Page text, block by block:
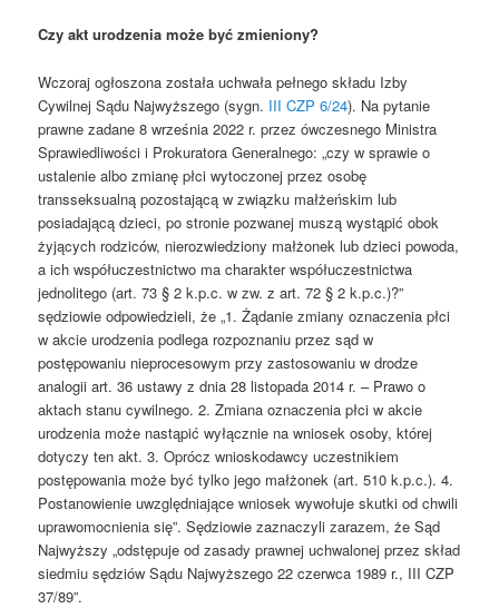
Czy akt urodzenia może być zmieniony?
Wczoraj ogłoszona została uchwała pełnego składu Izby
Cywilnej Sądu Najwyższego (sygn. III CZP 6/24). Na pytanie
prawne zadane 8 września 2022 r. przez ówczesnego Ministra
Sprawiedliwości i Prokuratora Generalnego: „czy w sprawie o
ustalenie albo zmianę płci wytoczonej przez osobę
transseksualną pozostającą w związku małżeńskim lub
posiadającą dzieci, po stronie pozwanej muszą wystąpić obok
żyjących rodziców, nierozwiedziony małżonek lub dzieci powoda,
a ich współuczestnictwo ma charakter współuczestnictwa
jednolitego (art. 73 § 2 k.p.c. w zw. z art. 72 § 2 k.p.c.)?”
sędziowie odpowiedzieli, że „1. Żądanie zmiany oznaczenia płci
w akcie urodzenia podlega rozpoznaniu przez sąd w
postępowaniu nieprocesowym przy zastosowaniu w drodze
analogii art. 36 ustawy z dnia 28 listopada 2014 r. – Prawo o
aktach stanu cywilnego. 2. Zmiana oznaczenia płci w akcie
urodzenia może nastąpić wyłącznie na wniosek osoby, której
dotyczy ten akt. 3. Oprócz wnioskodawcy uczestnikiem
postępowania może być tylko jego małżonek (art. 510 k.p.c.). 4.
Postanowienie uwzględniające wniosek wywołuje skutki od chwili
uprawomocnienia się”. Sędziowie zaznaczyli zarazem, że Sąd
Najwyższy „odstępuje od zasady prawnej uchwalonej przez skład
siedmiu sędziów Sądu Najwyższego 22 czerwca 1989 r., III CZP
37/89”.